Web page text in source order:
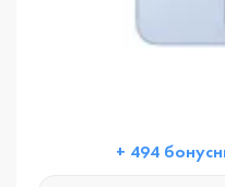
+ 494